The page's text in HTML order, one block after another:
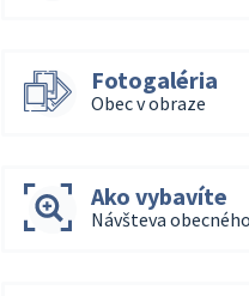
Fotogaléria
Obec v obraze
Ako vybavíte
Návšteva